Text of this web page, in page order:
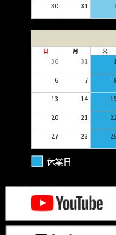
30 31 1
日 月 火
30 31 1
6 7 8
13 14 15
20 21 22
27 28
休業日